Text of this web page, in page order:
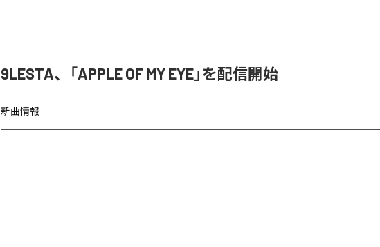
9LESTA、「APPLE OF MY EYE」を配信開始
新曲情報